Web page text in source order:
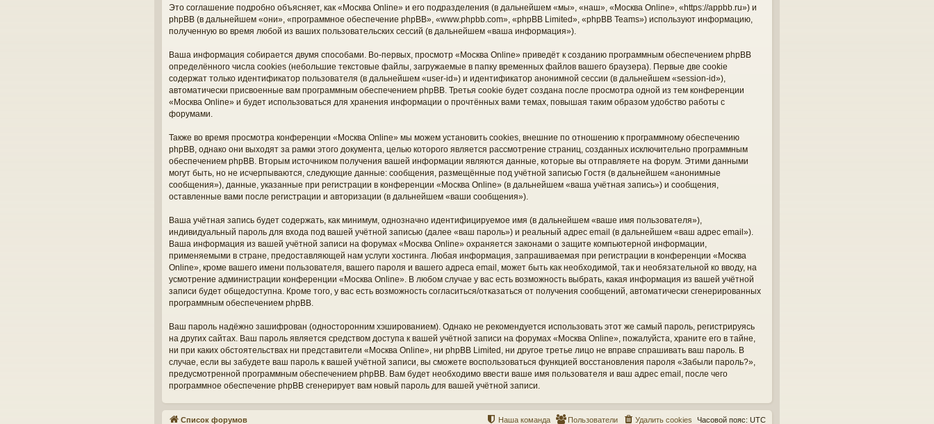
Это соглашение подробно объясняет, как «Москва Online» и его подразделения (в дальнейшем «мы», «наш», «Москва Online», «https://appbb.ru») и
phpBB (в дальнейшем «они», «программное обеспечение phpBB», «www.phpbb.com», «phpBB Limited», «phpBB Teams») используют информацию,
полученную во время любой из ваших пользовательских сессий (в дальнейшем «ваша информация»).
Ваша информация собирается двумя способами. Во-первых, просмотр «Москва Online» приведёт к созданию программным обеспечением phpBB
определённого числа cookies (небольшие текстовые файлы, загружаемые в папку временных файлов вашего браузера). Первые две cookie
содержат только идентификатор пользователя (в дальнейшем «user-id») и идентификатор анонимной сессии (в дальнейшем «session-id»),
автоматически присвоенные вам программным обеспечением phpBB. Третья cookie будет создана после просмотра одной из тем конференции
«Москва Online» и будет использоваться для хранения информации о прочтённых вами темах, повышая таким образом удобство работы с
форумами.
Также во время просмотра конференции «Москва Online» мы можем установить cookies, внешние по отношению к программному обеспечению
phpBB, однако они выходят за рамки этого документа, целью которого является рассмотрение страниц, созданных исключительно программным
обеспечением phpBB. Вторым источником получения вашей информации являются данные, которые вы отправляете на форум. Этими данными
могут быть, но не исчерпываются, следующие данные: сообщения, размещённые под учётной записью Гостя (в дальнейшем «анонимные
сообщения»), данные, указанные при регистрации в конференции «Москва Online» (в дальнейшем «ваша учётная запись») и сообщения,
оставленные вами после регистрации и авторизации (в дальнейшем «ваши сообщения»).
Ваша учётная запись будет содержать, как минимум, однозначно идентифицируемое имя (в дальнейшем «ваше имя пользователя»),
индивидуальный пароль для входа под вашей учётной записью (далее «ваш пароль») и реальный адрес email (в дальнейшем «ваш адрес email»).
Ваша информация из вашей учётной записи на форумах «Москва Online» охраняется законами о защите компьютерной информации,
применяемыми в стране, предоставляющей нам услуги хостинга. Любая информация, запрашиваемая при регистрации в конференции «Москва
Online», кроме вашего имени пользователя, вашего пароля и вашего адреса email, может быть как необходимой, так и необязательной ко вводу, на
усмотрение администрации конференции «Москва Online». В любом случае у вас есть возможность выбрать, какая информация из вашей учётной
записи будет общедоступна. Кроме того, у вас есть возможность согласиться/отказаться от получения сообщений, автоматически сгенерированных
программным обеспечением phpBB.
Ваш пароль надёжно зашифрован (односторонним хэшированием). Однако не рекомендуется использовать этот же самый пароль, регистрируясь
на других сайтах. Ваш пароль является средством доступа к вашей учётной записи на форумах «Москва Online», пожалуйста, храните его в тайне,
ни при каких обстоятельствах ни представители «Москва Online», ни phpBB Limited, ни другое третье лицо не вправе спрашивать ваш пароль. В
случае, если вы забудете ваш пароль к вашей учётной записи, вы сможете воспользоваться функцией восстановления пароля «Забыли пароль?»,
предусмотренной программным обеспечением phpBB. Вам будет необходимо ввести ваше имя пользователя и ваш адрес email, после чего
программное обеспечение phpBB сгенерирует вам новый пароль для вашей учётной записи.
Список форумов Часовой пояс: UTC
Удалить cookies
Пользователи
Наша команда